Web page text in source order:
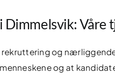
Dimmelsvik: Våre
rekruttering og
og at